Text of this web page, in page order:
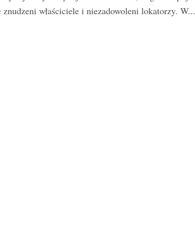
znudzeni właściciele i niezadowoleni lokatorzy. W...